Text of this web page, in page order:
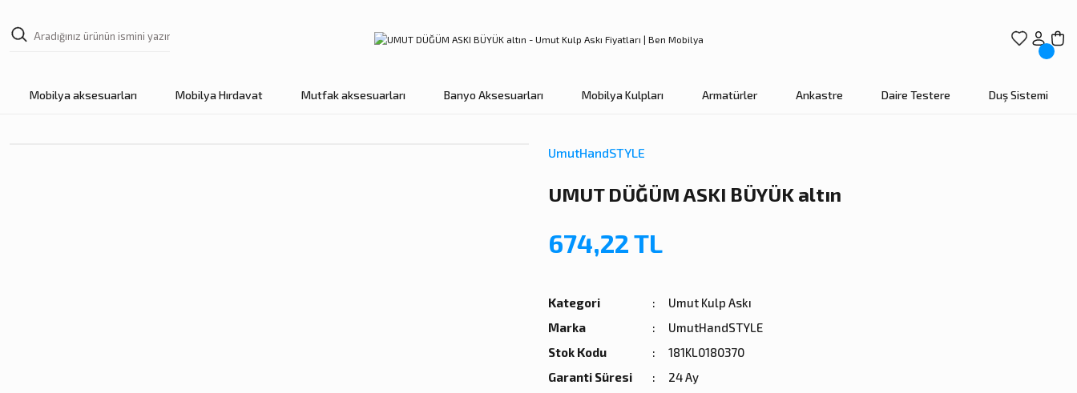
Mobilya aksesuarları Mobilya Hırdavat Mutfak aksesuarları Banyo Aksesuarları Mobilya Kulpları Armatürler Ankastre Daire Testere Duş Sistemi
UmutHandSTYLE
UMUT DÜĞÜM ASKI BÜYÜK altın
674,22 TL
Kategori
Umut Kulp Askı
Marka
UmutHandSTYLE
Stok Kodu
181KL0180370
Garanti Süresi
24 Ay